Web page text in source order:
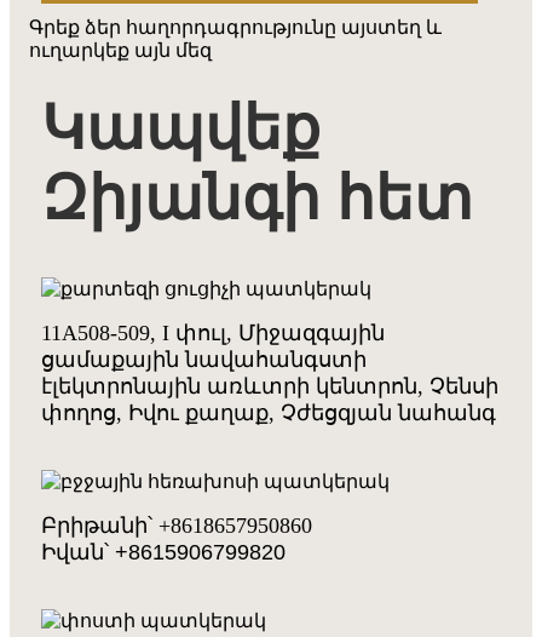
Գրեք ձեր հաղորդագրությունը այստեղ և
ուղարկեք այն մեզ
Կապվեք
Զիյանգի հետ
11A508-509, I փուլ, Միջազգային
ցամաքային նավահանգստի
էլեկտրոնային առևտրի կենտրոն, Չենսի
փողոց, Իվու քաղաք, Չժեցզյան նահանգ
Բրիթանի՝ +8618657950860
Իվան՝ +8615906799820